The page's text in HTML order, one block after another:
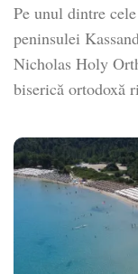
Pe unul dintre
peninsulei
Nicholas Holy
biserică ortodoxă